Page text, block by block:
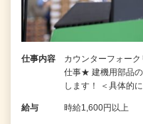
仕事内容
カウンターフォー
仕事★ 建機用部品
します！ ＜具体
給与 時給1,600円以上